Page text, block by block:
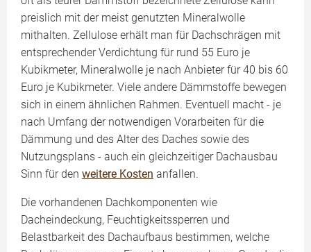
preislich mit der meist genutzten Mineralwolle
mithalten. Zellulose erhält man für Dachschrägen mit
entsprechender Verdichtung für rund 55 Euro je
Kubikmeter, Mineralwolle je nach Anbieter für 40 bis 60
Euro je Kubikmeter. Viele andere Dämmstoffe bewegen
sich in einem ähnlichen Rahmen. Eventuell macht - je
nach Umfang der notwendigen Vorarbeiten für die
Dämmung und des Alter des Daches sowie des
Nutzungsplans - auch ein gleichzeitiger Dachausbau
Sinn für den weitere Kosten anfallen.
Die vorhandenen Dachkomponenten wie
Dacheindeckung, Feuchtigkeitssperren und
Belastbarkeit des Dachaufbaus bestimmen, welche